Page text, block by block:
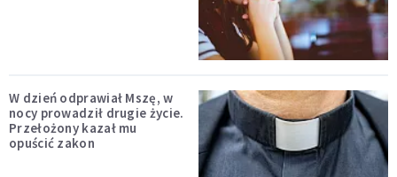
W dzień odprawiał Mszę, w
nocy prowadził drugie życie.
Przełożony kazał mu
opuścić zakon